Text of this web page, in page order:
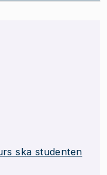
ska studenten